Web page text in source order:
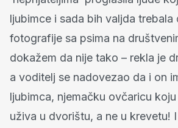
ljubimce i sada bih valjda
fotografije sa psima na
dokažem da nije tako – rekla je
a voditelj se nadovezao da i on
ljubimca, njemačku ovčaricu
uživa u dvorištu, a ne u krevetu!